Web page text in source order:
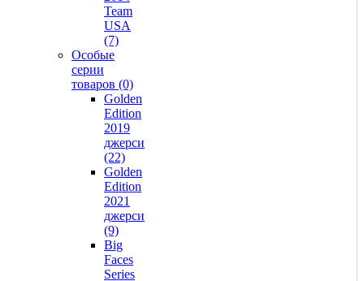
Team
USA
(7)
Особые
серии
товаров (0)
Golden
Edition
2019
джерси
(22)
Golden
Edition
2021
джерси
(9)
Big
Faces
Series